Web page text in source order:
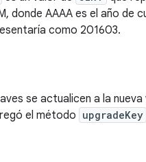
donde AAAA es el año de
como 201603.
se actualicen a la
el método upgradeKey